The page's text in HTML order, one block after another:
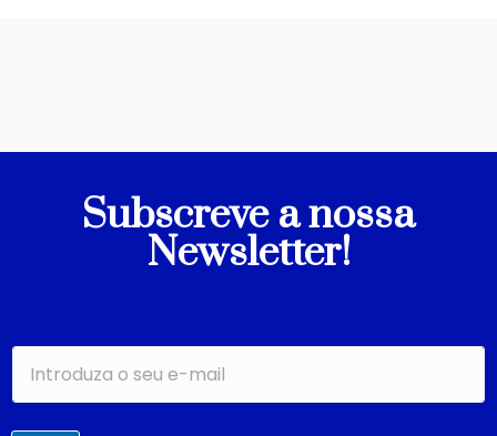
Subscreve a nossa
Newsletter!